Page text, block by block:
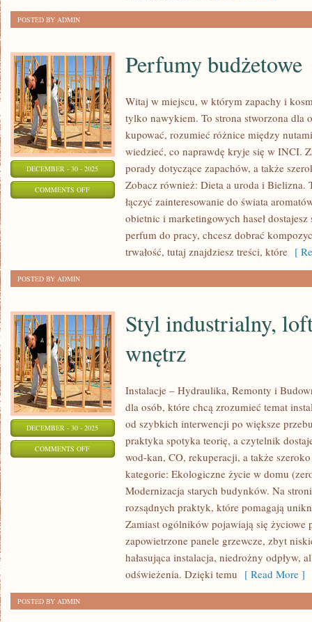
POSTED BY ADMIN
DECEMBER - 30 - 2025
COMMENTS OFFON
BUDŻETOWE
Perfumy budżetowe
Witaj w miejscu, w którym zapachy i
tylko nawykiem. To strona stworzona dla
kupować, rozumieć różnice między
wiedzieć, co naprawdę kryje się w INCI.
porady dotyczące zapachów, a także
Zobacz również: Dieta a uroda i Bielizna.
łączyć zainteresowanie do świata
obietnic i marketingowych haseł
perfum do pracy, chcesz dobrać
trwałość, tutaj znajdziesz treści, które [
POSTED BY ADMIN
DECEMBER - 30 - 2025
COMMENTS OFFON
Styl industrialny,
wnętrz
Instalacje – Hydraulika, Remonty i
dla osób, które chcą zrozumieć temat
od szybkich interwencji po większe
praktyka spotyka teorię, a czytelnik
wod-kan, CO, rekuperacji, a także
kategorie: Ekologiczne życie w domu
Modernizacja starych budynków. Na
rozsądnych praktyk, które pomagają
Zamiast ogólników pojawiają się życiowe
zapowietrzone panele grzewcze, zbyt
hałasująca instalacja, niedrożny odpływ,
odświeżenia. Dzięki temu [ Read More ]
POSTED BY ADMIN